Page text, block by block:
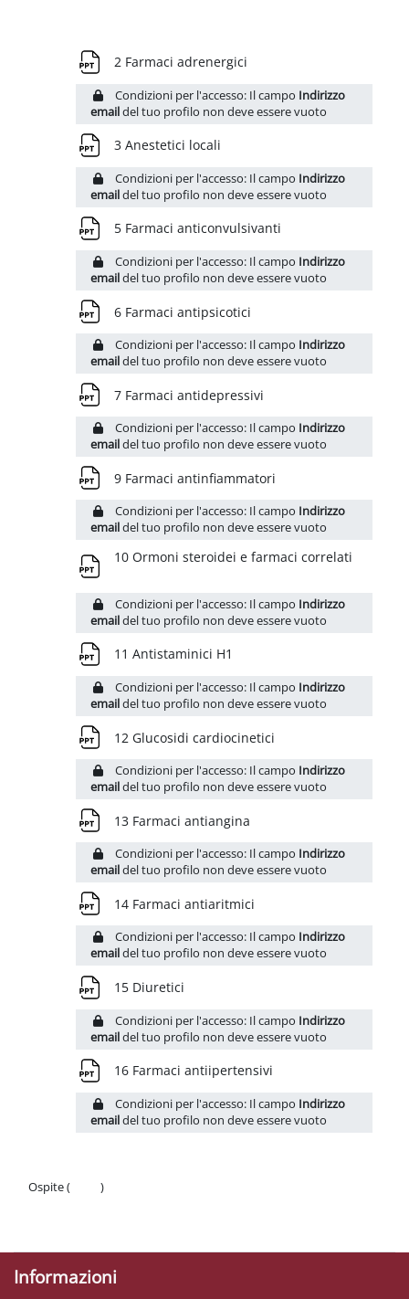
2 Farmaci adrenergici
Condizioni per l'accesso: Il campo Indirizzo
emaildel tuo profilo non deve essere vuoto
3 Anestetici locali
Condizioni per l'accesso: Il campo Indirizzo
emaildel tuo profilo non deve essere vuoto
5 Farmaci anticonvulsivanti
Condizioni per l'accesso: Il campo Indirizzo
emaildel tuo profilo non deve essere vuoto
6 Farmaci antipsicotici
Condizioni per l'accesso: Il campo Indirizzo
emaildel tuo profilo non deve essere vuoto
7 Farmaci antidepressivi
Condizioni per l'accesso: Il campo Indirizzo
emaildel tuo profilo non deve essere vuoto
9 Farmaci antinfiammatori
Condizioni per l'accesso: Il campo Indirizzo
emaildel tuo profilo non deve essere vuoto
10 Ormoni steroidei e farmaci correlati
Condizioni per l'accesso: Il campo Indirizzo
emaildel tuo profilo non deve essere vuoto
11 Antistaminici H1
Condizioni per l'accesso: Il campo Indirizzo
emaildel tuo profilo non deve essere vuoto
12 Glucosidi cardiocinetici
Condizioni per l'accesso: Il campo Indirizzo
emaildel tuo profilo non deve essere vuoto
13 Farmaci antiangina
Condizioni per l'accesso: Il campo Indirizzo
emaildel tuo profilo non deve essere vuoto
14 Farmaci antiaritmici
Condizioni per l'accesso: Il campo Indirizzo
emaildel tuo profilo non deve essere vuoto
15 Diuretici
Condizioni per l'accesso: Il campo Indirizzo
emaildel tuo profilo non deve essere vuoto
16 Farmaci antiipertensivi
Condizioni per l'accesso: Il campo Indirizzo
emaildel tuo profilo non deve essere vuoto
Ospite (
)
Informazioni